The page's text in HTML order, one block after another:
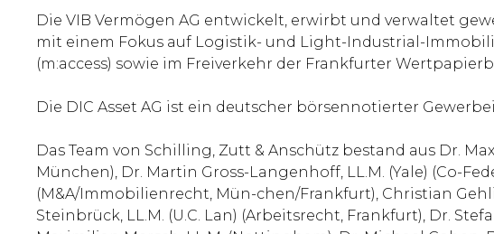
Die VIB Vermögen AG entwickelt, erwirbt und verwaltet
mit einem Fokus auf Logistik- und Light-Industrial-
(m:access) sowie im Freiverkehr der Frankfurter
Die DIC Asset AG ist ein deutscher börsennotierter
Das Team von Schilling, Zutt & Anschütz bestand aus Dr.
München), Dr. Martin Gross-Langenhoff, LL.M. (Yale) (Co-
(M&A/Immobilienrecht, Mün-chen/Frankfurt), Christian
Steinbrück, LL.M. (U.C. Lan) (Arbeitsrecht, Frankfurt), Dr.